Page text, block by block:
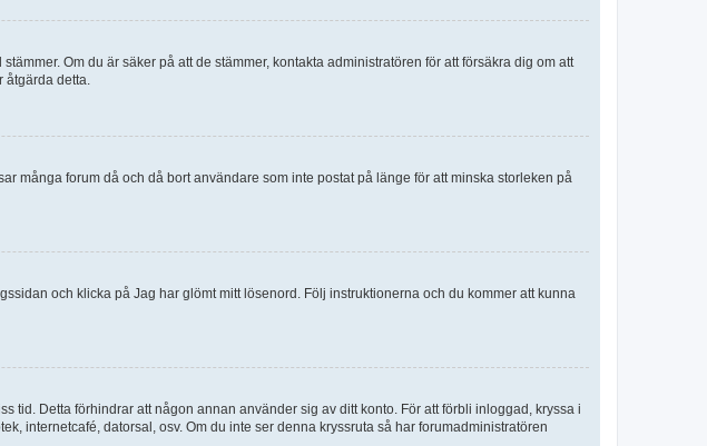
Om du är säker på att de stämmer, kontakta administratören för att försäkra dig om att
detta.
många forum då och då bort användare som inte postat på länge för att minska storleken på
och klicka på Jag har glömt mitt lösenord. Följ instruktionerna och du kommer att kunna
tid. Detta förhindrar att någon annan använder sig av ditt konto. För att förbli inloggad, kryssa i
internetcafé, datorsal, osv. Om du inte ser denna kryssruta så har forumadministratören